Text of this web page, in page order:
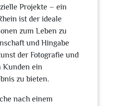
Projekte – ein
ist der ideale
zum Leben zu
und Hingabe
der Fotografie und
Kunden ein
zu bieten.
nach einem